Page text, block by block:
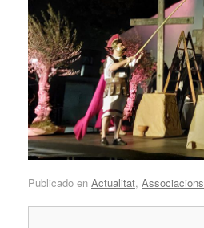
Publicado en Actualitat, Associacions